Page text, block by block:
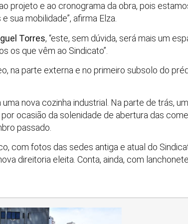
projeto e ao cronograma da obra, pois
sua mobilidade”, afirma Elza.
Torres, “este, sem dúvida, será mais um
os que vêm ao Sindicato”.
na parte externa e no primeiro subsolo do
nova cozinha industrial. Na parte de trás,
ocasião da solenidade de abertura das
passado.
com fotos das sedes antiga e atual do
direitoria eleita. Conta, ainda, com